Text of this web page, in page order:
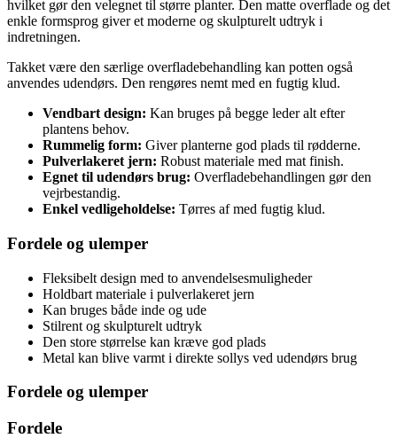
hvilket gør den velegnet til større planter. Den matte overflade og det
enkle formsprog giver et moderne og skulpturelt udtryk i
indretningen.
Takket være den særlige overfladebehandling kan potten også
anvendes udendørs. Den rengøres nemt med en fugtig klud.
Vendbart design: Kan bruges på begge leder alt efter
plantens behov.
Rummelig form: Giver planterne god plads til rødderne.
Pulverlakeret jern: Robust materiale med mat finish.
Egnet til udendørs brug: Overfladebehandlingen gør den
vejrbestandig.
Enkel vedligeholdelse: Tørres af med fugtig klud.
Fordele og ulemper
Fleksibelt design med to anvendelsesmuligheder
Holdbart materiale i pulverlakeret jern
Kan bruges både inde og ude
Stilrent og skulpturelt udtryk
Den store størrelse kan kræve god plads
Metal kan blive varmt i direkte sollys ved udendørs brug
Fordele og ulemper
Fordele